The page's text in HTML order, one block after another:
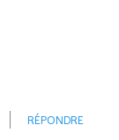
RÉPONDRE